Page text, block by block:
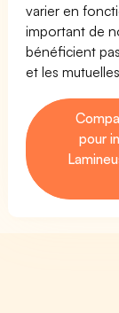
varier en
important de
bénéficient
et les
pour